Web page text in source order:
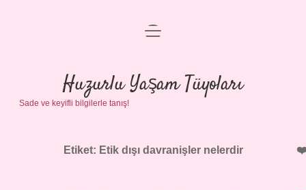
Anasayfa
Gizlilik Politikası
Yasal Uyarı
menüyü
Huzurlu Yaşam Tüyoları
Sade ve keyifli bilgilerle tanış!
Etiket: Etik dışı davranişler nelerdir